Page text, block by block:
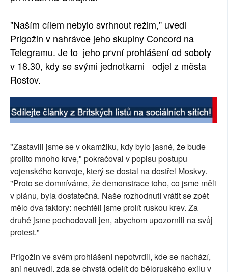
"Naším cílem nebylo svrhnout režim," uvedl
Prigožin v nahrávce jeho skupiny Concord na
Telegramu. Je to jeho první prohlášení od soboty
v 18.30, kdy se svými jednotkami odjel z města
Rostov.
"Zastavili jsme se v okamžiku, kdy bylo jasné, že bude
prolito mnoho krve," pokračoval v popisu postupu
vojenského konvoje, který se dostal na dostřel Moskvy.
"Proto se domníváme, že demonstrace toho, co jsme měli
v plánu, byla dostatečná. Naše rozhodnutí vrátit se zpět
mělo dva faktory: nechtěli jsme prolít ruskou krev. Za
druhé jsme pochodovali jen, abychom upozornili na svůj
protest."
Prigožin ve svém prohlášení nepotvrdil, kde se nachází,
ani neuvedl, zda se chystá odejít do běloruského exilu v